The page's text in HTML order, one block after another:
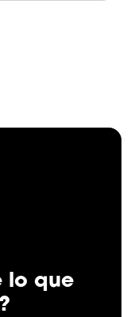
lo que